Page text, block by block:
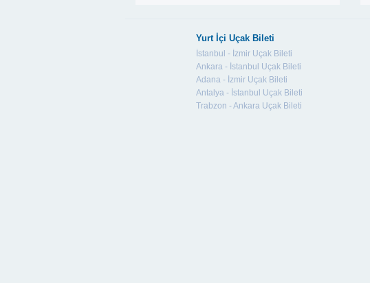
Yurt İçi Uçak Bileti
İstanbul - İzmir Uçak Bileti
Ankara - İstanbul Uçak Bileti
Adana - İzmir Uçak Bileti
Antalya - İstanbul Uçak Bileti
Trabzon - Ankara Uçak Bileti